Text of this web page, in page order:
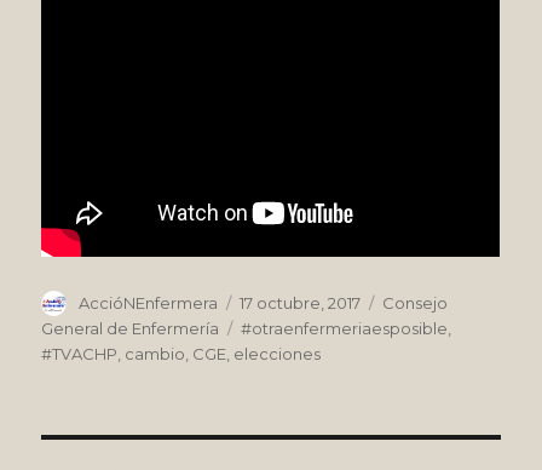
Autor
AccióNEnfermera
Publicado
el
17 octubre, 2017 Categorías
Consejo
General de Enfermería
Etiquetas
#otraenfermeriaesposible
#TVACHP cambio CGE elecciones